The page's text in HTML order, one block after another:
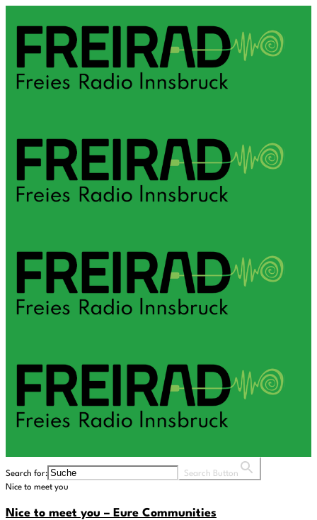
Search for:
Search Button
Nice to meet you
Nice to meet you – Eure Communities